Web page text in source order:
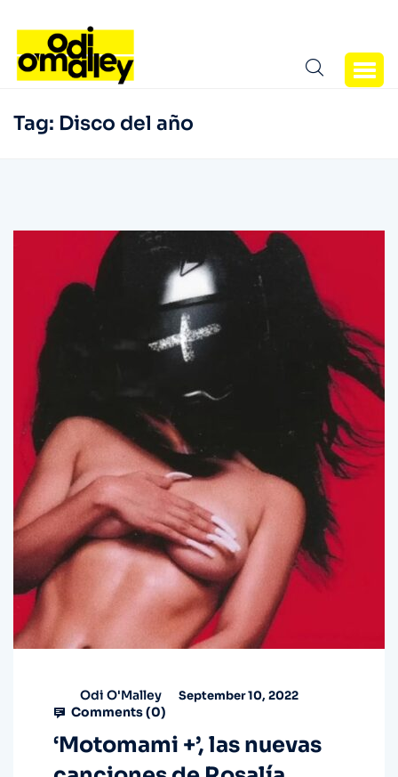
Tag: Disco del año
Odi O'Malley September 10, 2022
Comments (0)
‘Motomami +’, las nuevas